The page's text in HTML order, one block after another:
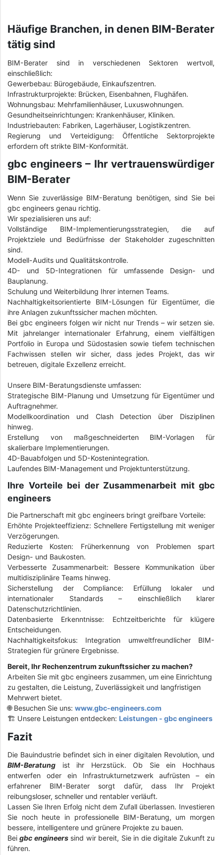
Häufige Branchen, in denen BIM-Berater
tätig sind
BIM-Berater sind in verschiedenen Sektoren wertvoll,
einschließlich:
Gewerbebau: Bürogebäude, Einkaufszentren.
Infrastrukturprojekte: Brücken, Eisenbahnen, Flughäfen.
Wohnungsbau: Mehrfamilienhäuser, Luxuswohnungen.
Gesundheitseinrichtungen: Krankenhäuser, Kliniken.
Industriebauten: Fabriken, Lagerhäuser, Logistikzentren.
Regierung und Verteidigung: Öffentliche Sektorprojekte
erfordern oft strikte BIM-Konformität.
gbc engineers – Ihr vertrauenswürdiger
BIM-Berater
Wenn Sie zuverlässige BIM-Beratung benötigen, sind Sie bei
gbc engineers genau richtig.
Wir spezialisieren uns auf:
Vollständige BIM-Implementierungsstrategien, die auf
Projektziele und Bedürfnisse der Stakeholder zugeschnitten
sind.
Modell-Audits und Qualitätskontrolle.
4D- und 5D-Integrationen für umfassende Design- und
Bauplanung.
Schulung und Weiterbildung Ihrer internen Teams.
Nachhaltigkeitsorientierte BIM-Lösungen für Eigentümer, die
ihre Anlagen zukunftssicher machen möchten.
Bei gbc engineers folgen wir nicht nur Trends – wir setzen sie.
Mit jahrelanger internationaler Erfahrung, einem vielfältigen
Portfolio in Europa und Südostasien sowie tiefem technischen
Fachwissen stellen wir sicher, dass jedes Projekt, das wir
betreuen, digitale Exzellenz erreicht.
Unsere BIM-Beratungsdienste umfassen:
Strategische BIM-Planung und Umsetzung für Eigentümer und
Auftragnehmer.
Modellkoordination und Clash Detection über Disziplinen
hinweg.
Erstellung von maßgeschneiderten BIM-Vorlagen für
skalierbare Implementierungen.
4D-Bauabfolgen und 5D-Kostenintegration.
Laufendes BIM-Management und Projektunterstützung.
Ihre Vorteile bei der Zusammenarbeit mit gbc
engineers
Die Partnerschaft mit gbc engineers bringt greifbare Vorteile:
Erhöhte Projekteeffizienz: Schnellere Fertigstellung mit weniger
Verzögerungen.
Reduzierte Kosten: Früherkennung von Problemen spart
Design- und Baukosten.
Verbesserte Zusammenarbeit: Bessere Kommunikation über
multidisziplinäre Teams hinweg.
Sicherstellung der Compliance: Erfüllung lokaler und
internationaler Standards – einschließlich klarer
Datenschutzrichtlinien.
Datenbasierte Erkenntnisse: Echtzeitberichte für klügere
Entscheidungen.
Nachhaltigkeitsfokus: Integration umweltfreundlicher BIM-
Strategien für grünere Ergebnisse.
Bereit, Ihr Rechenzentrum zukunftssicher zu machen?
Arbeiten Sie mit gbc engineers zusammen, um eine Einrichtung
zu gestalten, die Leistung, Zuverlässigkeit und langfristigen
Mehrwert bietet.
🌐 Besuchen Sie uns: www.gbc-engineers.com
🏗️ Unsere Leistungen entdecken: Leistungen - gbc engineers
Fazit
Die Bauindustrie befindet sich in einer digitalen Revolution, und
BIM-Beratung ist ihr Herzstück. Ob Sie ein Hochhaus
entwerfen oder ein Infrastrukturnetzwerk aufrüsten – ein
erfahrener BIM-Berater sorgt dafür, dass Ihr Projekt
reibungsloser, schneller und rentabler verläuft.
Lassen Sie Ihren Erfolg nicht dem Zufall überlassen. Investieren
Sie noch heute in professionelle BIM-Beratung, um morgen
bessere, intelligentere und grünere Projekte zu bauen.
Beigbc engineerssind wir bereit, Sie in die digitale Zukunft zu
führen.